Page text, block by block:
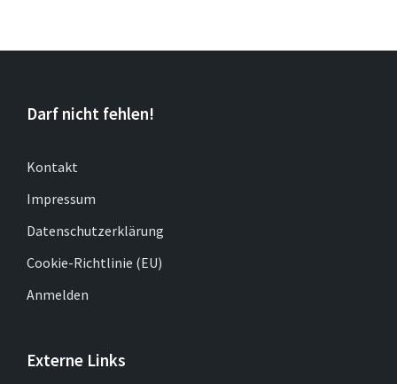
Darf nicht fehlen!
Kontakt
Impressum
Datenschutzerklärung
Cookie-Richtlinie (EU)
Anmelden
Externe Links